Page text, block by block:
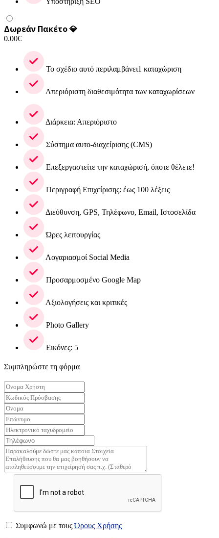
Δωρεάν Πακέτο 💎
0.00€
Το σχέδιο αυτό περιλαμβάνει1 καταχώριση
Απεριόριστη διαθεσιμότητα των καταχωρίσεων
Διάρκεια: Απεριόριστο
Σύστημα αυτο-διαχείρισης (CMS)
Επεξεργαστείτε την καταχώρισή, όποτε θέλετε!
Περιγραφή Επιχείρισης: έως 100 λέξεις
Διεύθυνση, GPS, Τηλέφωνο, Email, Ιστοσελίδα
Ώρες λειτουργίας
Λογαριασμοί Social Media
Προσαρμοσμένο Google Map
Αξιολογήσεις και κριτικές
Photo Gallery
Εικόνες: 5
Συμπληρώστε τη φόρμα
Συμφωνώ με τουςΌρους Χρήσης